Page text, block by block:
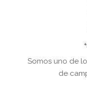
Somos uno de
de